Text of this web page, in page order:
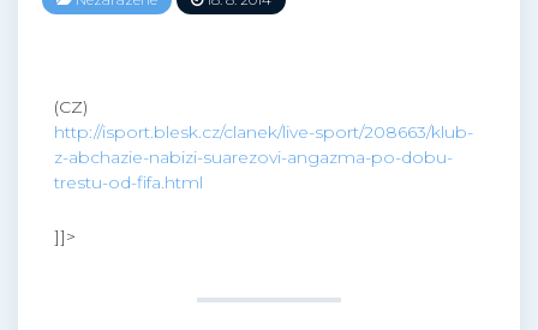
(CZ)
http://isport.blesk.cz/clanek/live-sport/208663/klub-
z-abchazie-nabizi-suarezovi-angazma-po-dobu-
trestu-od-fifa.html
]]>